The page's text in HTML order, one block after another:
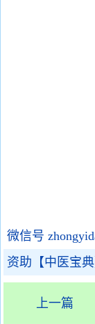
微信号
资助【中医宝
上一篇